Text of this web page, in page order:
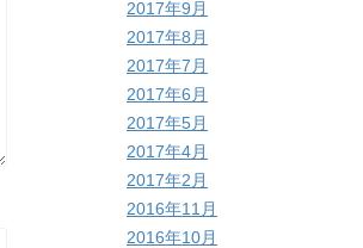
2017年9月
2017年8月
2017年7月
2017年6月
2017年5月
2017年4月
2017年2月
2016年11月
2016年10月